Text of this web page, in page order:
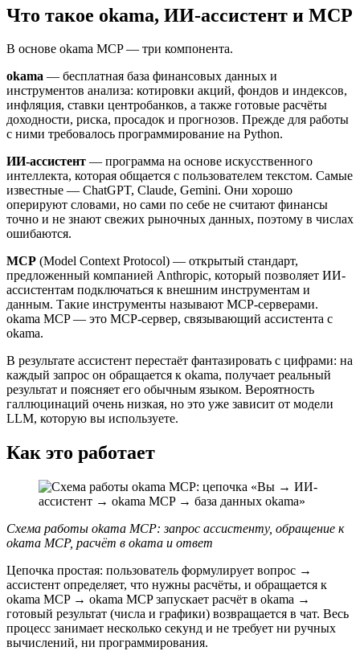
Что такое okama, ИИ-ассистент и MCP
В основе okama MCP — три компонента.
okama — бесплатная база финансовых данных и
инструментов анализа: котировки акций, фондов и индексов,
инфляция, ставки центробанков, а также готовые расчёты
доходности, риска, просадок и прогнозов. Прежде для работы
с ними требовалось программирование на Python.
ИИ-ассистент — программа на основе искусственного
интеллекта, которая общается с пользователем текстом. Самые
известные — ChatGPT, Claude, Gemini. Они хорошо
оперируют словами, но сами по себе не считают финансы
точно и не знают свежих рыночных данных, поэтому в числах
ошибаются.
MCP (Model Context Protocol) — открытый стандарт,
предложенный компанией Anthropic, который позволяет ИИ-
ассистентам подключаться к внешним инструментам и
данным. Такие инструменты называют MCP-серверами.
okama MCP — это MCP-сервер, связывающий ассистента с
okama.
В результате ассистент перестаёт фантазировать с цифрами: на
каждый запрос он обращается к okama, получает реальный
результат и поясняет его обычным языком. Вероятность
галлюцинаций очень низкая, но это уже зависит от модели
LLM, которую вы используете.
Как это работает
Схема работы okama MCP: запрос ассистенту, обращение к
okama MCP, расчёт в okama и ответ
Цепочка простая: пользователь формулирует вопрос →
ассистент определяет, что нужны расчёты, и обращается к
okama MCP → okama MCP запускает расчёт в okama →
готовый результат (числа и графики) возвращается в чат. Весь
процесс занимает несколько секунд и не требует ни ручных
вычислений, ни программирования.